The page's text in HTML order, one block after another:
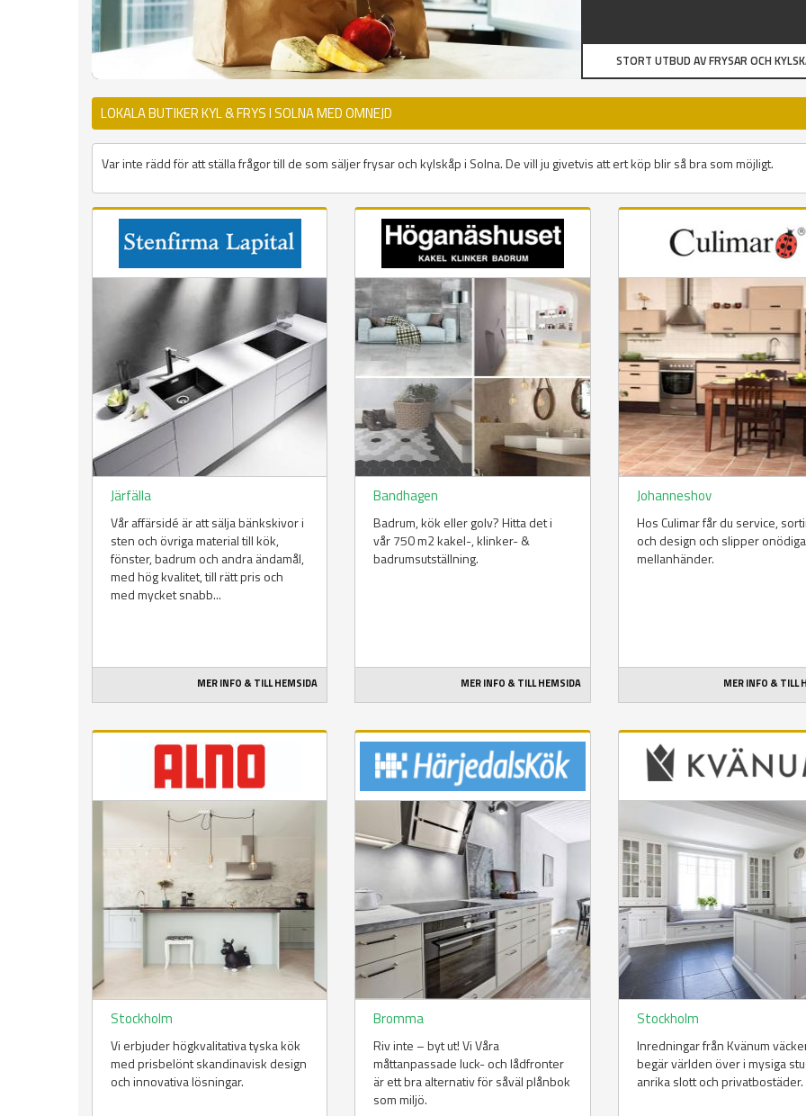
STORT UTBUD AV FRYSAR OCH
LOKALA BUTIKER KYL & FRYS I SOLNA MED OMNEJD
Var inte rädd för att ställa frågor till de som säljer frysar och kylskåp i Solna. De vill ju givetvis att ert köp blir så bra som möjligt.
Järfälla
Vår affärsidé är att sälja bänkskivor i
sten och övriga material till kök,
fönster, badrum och andra ändamål,
med hög kvalitet, till rätt pris och
med mycket snabb...
MER INFO & TILL HEMSIDA
Bandhagen
Badrum, kök eller golv? Hitta det i
vår 750 m2 kakel-, klinker- &
badrumsutställning.
MER INFO & TILL HEMSIDA
Johanneshov
Hos Culimar får du service,
och design och slipper onödiga
mellanhänder.
MER INFO & TILL
Stockholm
Vi erbjuder högkvalitativa tyska kök
med prisbelönt skandinavisk design
och innovativa lösningar.
Bromma
Riv inte – byt ut! Vi Våra
måttanpassade luck- och lådfronter
är ett bra alternativ för såväl plånbok
som miljö.
Stockholm
Inredningar från Kvänum
begär världen över i mysiga
anrika slott och privatbostäder.